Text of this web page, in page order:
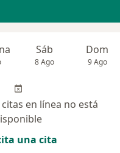
Sáb
8 Ago
Dom
9 Ago
en línea no está
una cita